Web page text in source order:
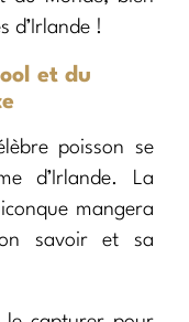
d’Irlande !
et du
poisson se
d’Irlande. La
mangera
savoir et sa